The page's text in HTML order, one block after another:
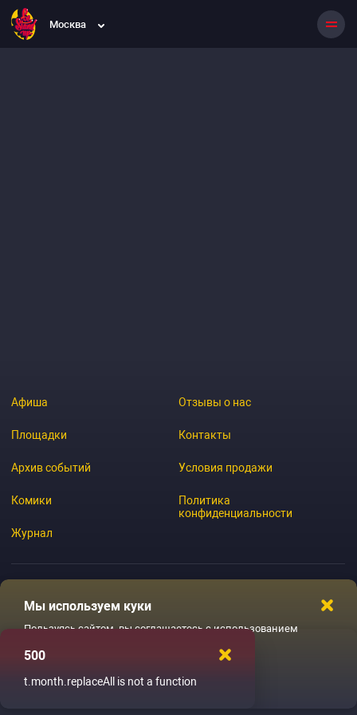
Москва
Афиша
Площадки
Архив событий
Комики
Журнал
Отзывы о нас
Контакты
Условия продажи
Политика
конфиденциальности
Мы используем куки
Пользуясь сайтом, вы соглашаетесь с использованием
Ладненько
500
t.month.replaceAll is not a function